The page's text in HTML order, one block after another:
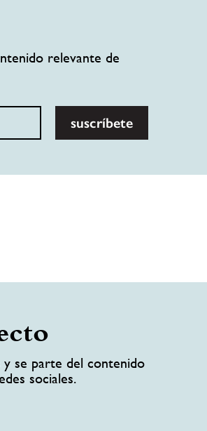
relevante de
suscríbete
y se parte del contenido
sociales.